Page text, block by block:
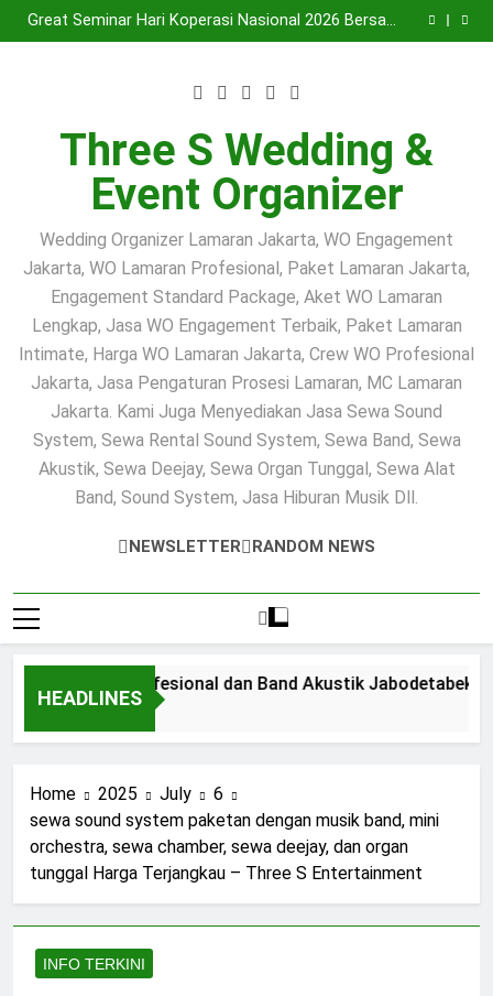
Skip
to
Gathering & Corporate Event
Jabodetabek | Three S Wedding & Event Organizer
Great Seminar Hari Koperasi Nasional 2026 Bersama
Three S Mini Orchestra: Ketika Suara Berkualitas dan
Great Seminar Hari Koperasi Nasional 2026 Bersama
Gathering & Corporate Event
Jabodetabek | Three S Wedding & Event Organizer
Great Seminar Hari Koperasi Nasional 2026 Bersama
Musik Elegan Menjadi Kunci Kesuksesan Sebuah Acara
Three S Mini Orchestra di The Westin Jakarta | Sewa
Sound System, Lighting & Mini Orchestra Profesional
Three S Wedding &
Event Organizer
Wedding Organizer Lamaran Jakarta, WO Engagement
Jakarta, WO Lamaran Profesional, Paket Lamaran Jakarta,
Engagement Standard Package, Aket WO Lamaran
Lengkap, Jasa WO Engagement Terbaik, Paket Lamaran
Intimate, Harga WO Lamaran Jakarta, Crew WO Profesional
Jakarta, Jasa Pengaturan Prosesi Lamaran, MC Lamaran
Jakarta. Kami Juga Menyediakan Jasa Sewa Sound
System, Sewa Rental Sound System, Sewa Band, Sewa
Akustik, Sewa Deejay, Sewa Organ Tunggal, Sewa Alat
Band, Sound System, Jasa Hiburan Musik Dll.
NEWSLETTER RANDOM NEWS
HEADLINES
System Profesional dan Band Akustik Jabodetabek |
Home 2025 July
6
sewa sound system paketan dengan musik band, mini
orchestra, sewa chamber, sewa deejay, dan organ
tunggal Harga Terjangkau – Three S Entertainment
INFO TERKINI